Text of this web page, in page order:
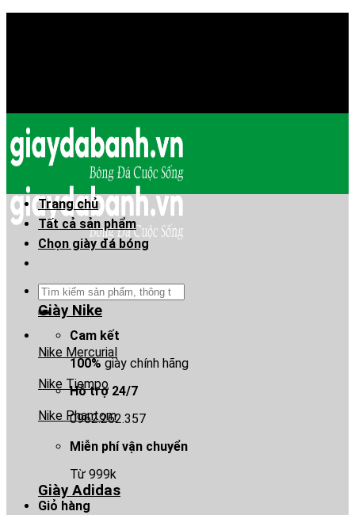
Tìm
kiếm:
Cam kết
100%giày chính hãng
Hỗ trợ 24/7
0962.262.357
Miễn phí vận chuyển
Từ 999k
Giỏ hàng
Trang chủ
Tất cả sản phẩm
Chọn giày đá bóng
Giày Nike
Nike Mercurial
Nike Tiempo
Nike Phantom
Giày Adidas